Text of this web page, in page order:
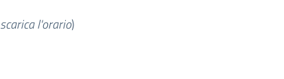
scarica l'orario)